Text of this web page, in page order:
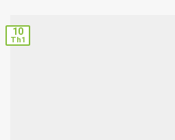
10
Th1